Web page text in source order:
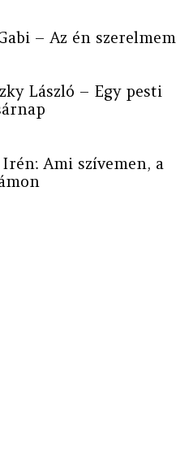
– Az én szerelmem
László – Egy pesti
Ami szívemen, a